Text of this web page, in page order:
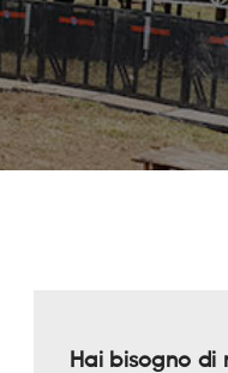
Hai bisogno di